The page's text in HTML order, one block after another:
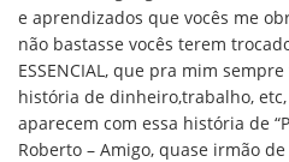
e aprendizados que vocês me
não bastasse vocês terem
ESSENCIAL, que pra mim
história de dinheiro,trabalho, etc,
aparecem com essa história de
Roberto – Amigo, quase irmão de